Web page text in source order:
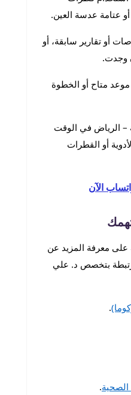
عتامة عدسة العين.
أو تقارير سابقة، أو
وجدت.
متاح أو الخطوة
– الرياض في الوقت
أو القطرات
الآن
على معرفة المزيد عن
بتخصص د. علي
.
.